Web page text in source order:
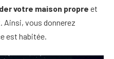
votre maison propre et
Ainsi, vous donnerez
est habitée.